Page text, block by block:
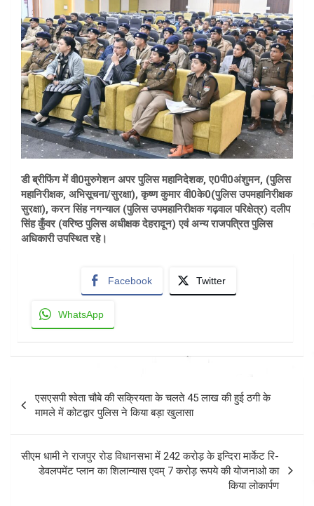
डी ब्रीफिंग में वी0मुरुगेशन अपर पुलिस महानिदेशक, ए0पी0अंशुमन, (पुलिस
महानिरीक्षक, अभिसूचना/सुरक्षा), कृष्ण कुमार वी0के0(पुलिस उपमहानिरीक्षक
सुरक्षा), करन सिंह नगन्याल (पुलिस उपमहानिरीक्षक गढ़वाल परिक्षेत्र) दलीप
सिंह कुँवर (वरिष्ठ पुलिस अधीक्षक देहरादून) एवं अन्य राजपत्रित पुलिस
अधिकारी उपस्थित रहे।
Facebook Twitter
WhatsApp
navigation
एसएसपी श्वेता चौबे की सक्रियता के चलते 45 लाख की हुई ठगी के
मामले में कोटद्वार पुलिस ने किया बड़ा खुलासा
सीएम धामी ने राजपुर रोड विधानसभा में 242 करोड़ के इन्दिरा मार्केट रि-
डेवलपमेंट प्लान का शिलान्यास एवम् 7 करोड़ रूपये की योजनाओ का
किया लोकार्पण